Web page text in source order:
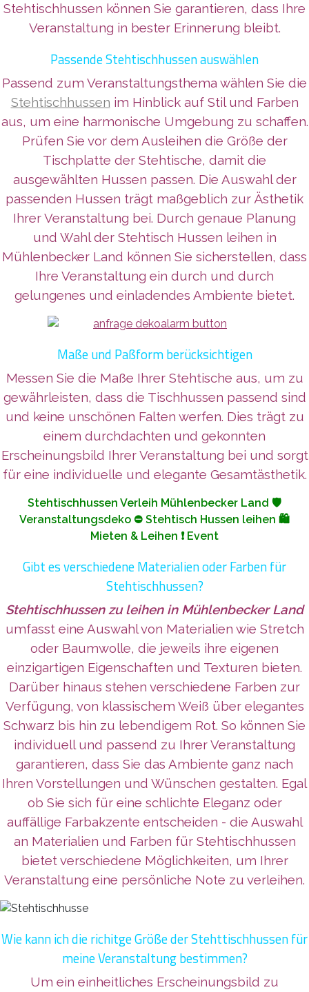
Stehtischhussen können Sie garantieren, dass Ihre
Veranstaltung in bester Erinnerung bleibt.
Passende Stehtischhussen auswählen
Passend zum Veranstaltungsthema wählen Sie die
Stehtischhussen im Hinblick auf Stil und Farben
aus, um eine harmonische Umgebung zu schaffen.
Prüfen Sie vor dem Ausleihen die Größe der
Tischplatte der Stehtische, damit die
ausgewählten Hussen passen. Die Auswahl der
passenden Hussen trägt maßgeblich zur Ästhetik
Ihrer Veranstaltung bei. Durch genaue Planung
und Wahl der Stehtisch Hussen leihen in
Mühlenbecker Land können Sie sicherstellen, dass
Ihre Veranstaltung ein durch und durch
gelungenes und einladendes Ambiente bietet.
Maße und Paßform berücksichtigen
Messen Sie die Maße Ihrer Stehtische aus, um zu
gewährleisten, dass die Tischhussen passend sind
und keine unschönen Falten werfen. Dies trägt zu
einem durchdachten und gekonnten
Erscheinungsbild Ihrer Veranstaltung bei und sorgt
für eine individuelle und elegante Gesamtästhetik.
Stehtischhussen Verleih Mühlenbecker Land 🛡️
Veranstaltungsdeko ⛔ Stehtisch Hussen leihen 🛍️
Mieten & Leihen ❗ Event
Gibt es verschiedene Materialien oder Farben für
Stehtischhussen?
Stehtischhussen zu leihenin Mühlenbecker Land
umfasst eine Auswahl von Materialien wie Stretch
oder Baumwolle, die jeweils ihre eigenen
einzigartigen Eigenschaften und Texturen bieten.
Darüber hinaus stehen verschiedene Farben zur
Verfügung, von klassischem Weiß über elegantes
Schwarz bis hin zu lebendigem Rot. So können Sie
individuell und passend zu Ihrer Veranstaltung
garantieren, dass Sie das Ambiente ganz nach
Ihren Vorstellungen und Wünschen gestalten. Egal
ob Sie sich für eine schlichte Eleganz oder
auffällige Farbakzente entscheiden - die Auswahl
an Materialien und Farben für Stehtischhussen
bietet verschiedene Möglichkeiten, um Ihrer
Veranstaltung eine persönliche Note zu verleihen.
Wie kann ich die richitge Größe der Stehttischhussen für
meine Veranstaltung bestimmen?
Um ein einheitliches Erscheinungsbild zu